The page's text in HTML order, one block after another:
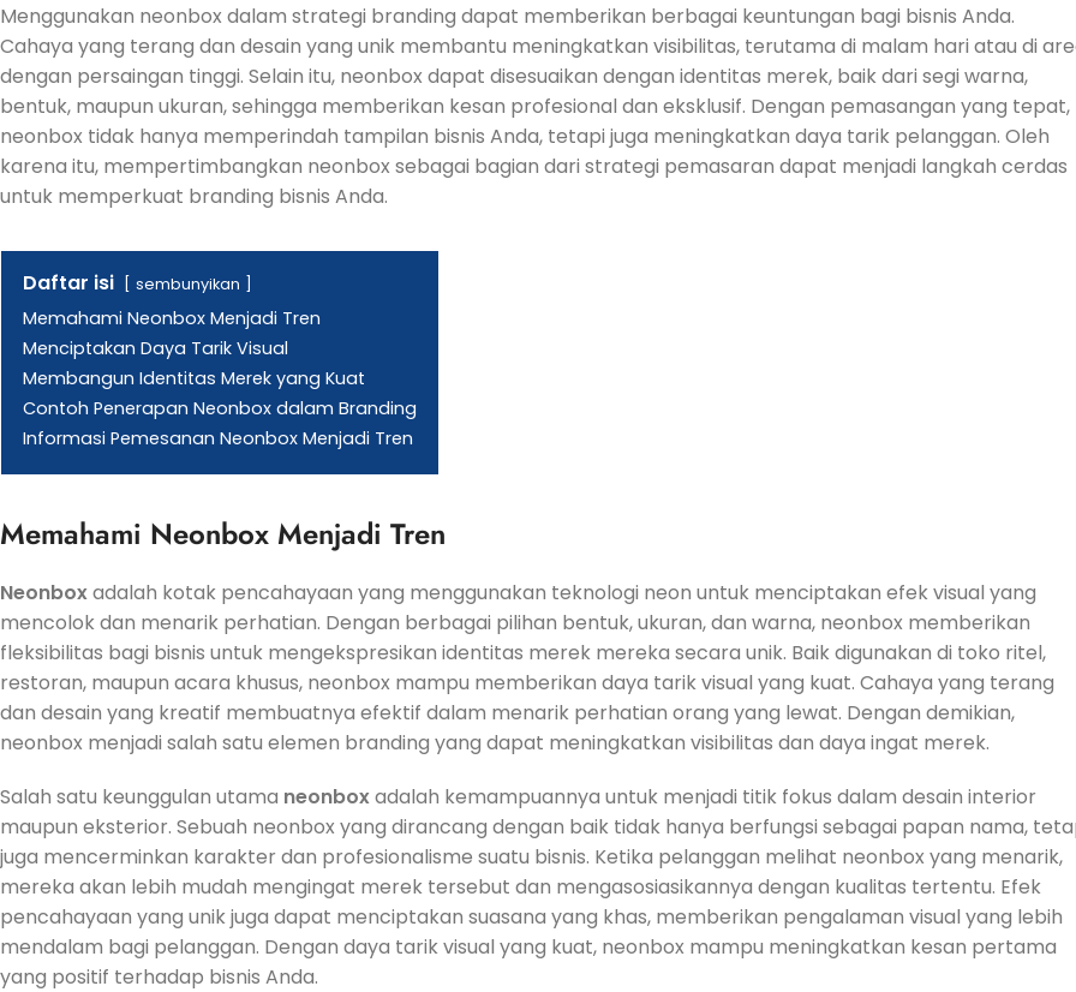
Menggunakan neonbox dalam strategi branding dapat memberikan berbagai keuntungan bagi bisnis Anda.
Cahaya yang terang dan desain yang unik membantu meningkatkan visibilitas, terutama di malam hari atau di
dengan persaingan tinggi. Selain itu, neonbox dapat disesuaikan dengan identitas merek, baik dari segi warna,
bentuk, maupun ukuran, sehingga memberikan kesan profesional dan eksklusif. Dengan pemasangan yang tepat,
neonbox tidak hanya memperindah tampilan bisnis Anda, tetapi juga meningkatkan daya tarik pelanggan. Oleh
karena itu, mempertimbangkan neonbox sebagai bagian dari strategi pemasaran dapat menjadi langkah cerdas
untuk memperkuat branding bisnis Anda.
Daftar isi sembunyikan
Memahami Neonbox Menjadi Tren
Menciptakan Daya Tarik Visual
Membangun Identitas Merek yang Kuat
Contoh Penerapan Neonbox dalam Branding
Informasi Pemesanan Neonbox Menjadi Tren
Memahami Neonbox Menjadi Tren
Neonboxadalah kotak pencahayaan yang menggunakan teknologi neon untuk menciptakan efek visual yang
mencolok dan menarik perhatian. Dengan berbagai pilihan bentuk, ukuran, dan warna, neonbox memberikan
fleksibilitas bagi bisnis untuk mengekspresikan identitas merek mereka secara unik. Baik digunakan di toko ritel,
restoran, maupun acara khusus, neonbox mampu memberikan daya tarik visual yang kuat. Cahaya yang terang
dan desain yang kreatif membuatnya efektif dalam menarik perhatian orang yang lewat. Dengan demikian,
neonbox menjadi salah satu elemen branding yang dapat meningkatkan visibilitas dan daya ingat merek.
Salah satu keunggulan utama neonboxadalah kemampuannya untuk menjadi titik fokus dalam desain interior
maupun eksterior. Sebuah neonbox yang dirancang dengan baik tidak hanya berfungsi sebagai papan nama,
juga mencerminkan karakter dan profesionalisme suatu bisnis. Ketika pelanggan melihat neonbox yang menarik,
mereka akan lebih mudah mengingat merek tersebut dan mengasosiasikannya dengan kualitas tertentu. Efek
pencahayaan yang unik juga dapat menciptakan suasana yang khas, memberikan pengalaman visual yang lebih
mendalam bagi pelanggan. Dengan daya tarik visual yang kuat, neonbox mampu meningkatkan kesan pertama
yang positif terhadap bisnis Anda.